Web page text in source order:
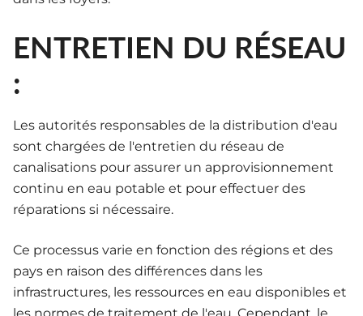
ENTRETIEN DU RÉSEAU
:
Les autorités responsables de la distribution d'eau
sont chargées de l'entretien du réseau de
canalisations pour assurer un approvisionnement
continu en eau potable et pour effectuer des
réparations si nécessaire.
Ce processus varie en fonction des régions et des
pays en raison des différences dans les
infrastructures, les ressources en eau disponibles et